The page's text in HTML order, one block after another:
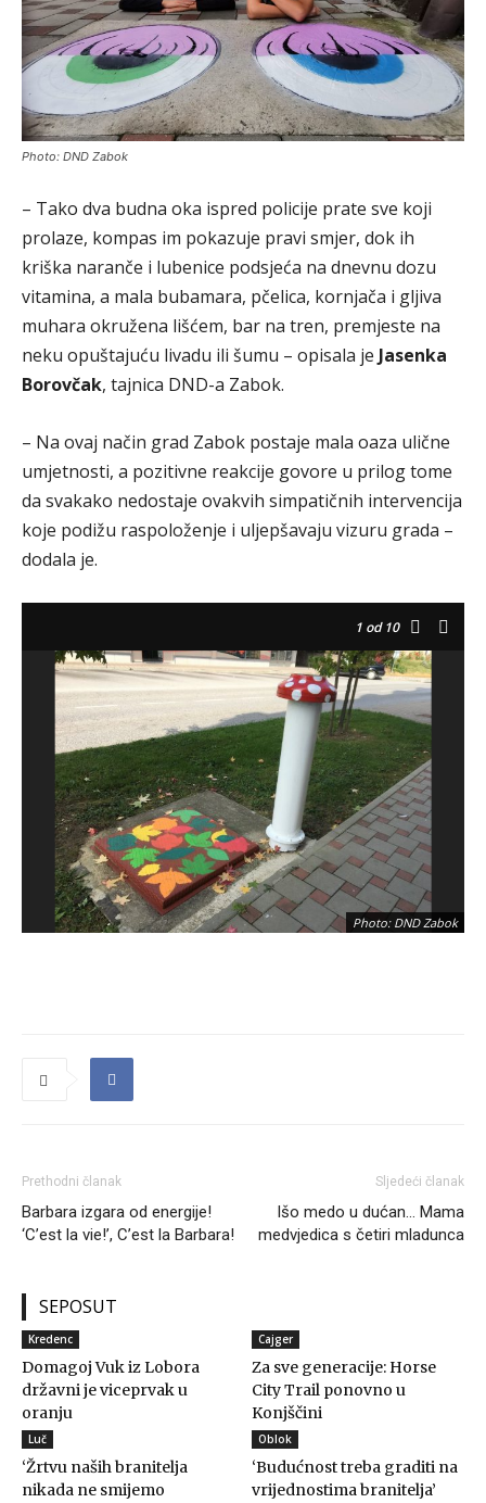
Photo: DND Zabok
– Tako dva budna oka ispred policije prate sve koji
prolaze, kompas im pokazuje pravi smjer, dok ih
kriška naranče i lubenice podsjeća na dnevnu dozu
vitamina, a mala bubamara, pčelica, kornjača i gljiva
muhara okružena lišćem, bar na tren, premjeste na
neku opuštajuću livadu ili šumu – opisala je Jasenka
Borovčak, tajnica DND-a Zabok.
– Na ovaj način grad Zabok postaje mala oaza ulične
umjetnosti, a pozitivne reakcije govore u prilog tome
da svakako nedostaje ovakvih simpatičnih intervencija
koje podižu raspoloženje i uljepšavaju vizuru grada –
dodala je.
1 od 10
Photo: DND Zabok
Prethodni članak
Barbara izgara od energije!
‘C’est la vie!’, C’est la Barbara!
Sljedeći članak
Išo medo u dućan… Mama
medvjedica s četiri mladunca
SEPOSUT
Kredenc
Domagoj Vuk iz Lobora
državni je viceprvak u
oranju
Cajger
Za sve generacije: Horse
City Trail ponovno u
Konjščini
Luč
‘Žrtvu naših branitelja
nikada ne smijemo
Oblok
‘Budućnost treba graditi na
vrijednostima branitelja’